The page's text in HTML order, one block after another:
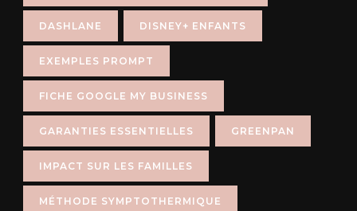
DASHLANE DISNEY+ ENFANTS
EXEMPLES PROMPT
FICHE GOOGLE MY BUSINESS
GARANTIES ESSENTIELLES GREENPAN
IMPACT SUR LES FAMILLES
MÉTHODE SYMPTOTHERMIQUE